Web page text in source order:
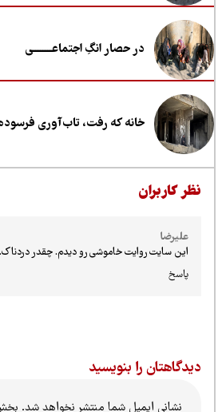
در حصار انگِ اجتماعــــــــی
خانه که رفت، تاب‌آوری فرسوده شد
کاربران
علیرضا
این سایت روایت خاموشی رو دیدم. چقدر دردناک. چقدر
را بنویسید
نشانی ایمیل شما منتشر نخواهد شد.بخش‌های